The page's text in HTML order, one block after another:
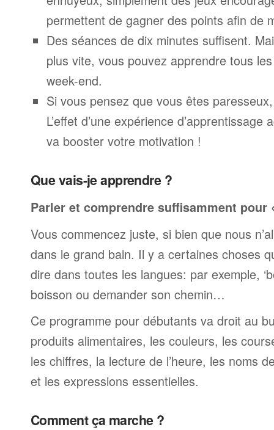
permettent de gagner des points afin de
Des séances de dix minutes suffisent.
plus vite, vous pouvez apprendre tous
week-end.
Si vous pensez que vous êtes
L’effet d’une expérience
va booster votre motivation !
Que vais-je apprendre ?
Parler et comprendre suffisamment pour
Vous commencez juste, si bien que nous
dans le grand bain. Il y a certaines choses
dire dans toutes les langues: par exemple,
boisson ou demander son chemin…
Ce programme pour débutants va droit au
produits alimentaires, les couleurs, les
les chiffres, la lecture de l’heure, les noms
et les expressions essentielles.
Comment ça marche ?